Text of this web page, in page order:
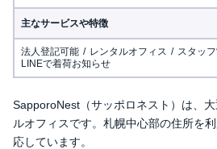
主なサービスや特徴
法人登記可能 レンタルオフィス スタッ
LINEで着荷お知らせ
SapporoNest（サッポロネスト）は、
ルオフィスです。札幌中心部の住所を
応しています。